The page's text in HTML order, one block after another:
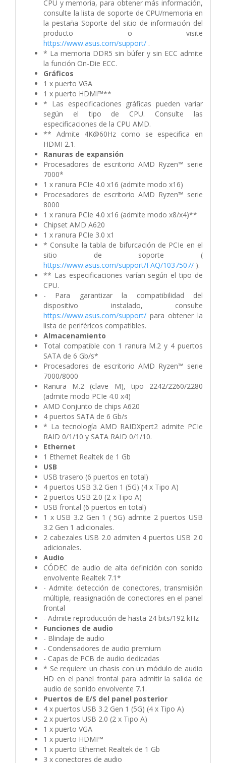
CPU y memoria, para obtener más información,
consulte la lista de soporte de CPU/memoria en
la pestaña Soporte del sitio de información del
producto o visite
https://www.asus.com/support/ .
* La memoria DDR5 sin búfer y sin ECC admite
la función On-Die ECC.
Gráficos
1 x puerto VGA
1 x puerto HDMI™**
* Las especificaciones gráficas pueden variar
según el tipo de CPU. Consulte las
especificaciones de la CPU AMD.
** Admite 4K@60Hz como se especifica en
HDMI 2.1.
Ranuras de expansión
Procesadores de escritorio AMD Ryzen™ serie
7000*
1 x ranura PCIe 4.0 x16 (admite modo x16)
Procesadores de escritorio AMD Ryzen™ serie
8000
1 x ranura PCIe 4.0 x16 (admite modo x8/x4)**
Chipset AMD A620
1 x ranura PCIe 3.0 x1
* Consulte la tabla de bifurcación de PCIe en el
sitio de soporte (
https://www.asus.com/support/FAQ/1037507/ ).
** Las especificaciones varían según el tipo de
CPU.
- Para garantizar la compatibilidad del
dispositivo instalado, consulte
https://www.asus.com/support/ para obtener la
lista de periféricos compatibles.
Almacenamiento
Total compatible con 1 ranura M.2 y 4 puertos
SATA de 6 Gb/s*
Procesadores de escritorio AMD Ryzen™ serie
7000/8000
Ranura M.2 (clave M), tipo 2242/2260/2280
(admite modo PCIe 4.0 x4)
AMD Conjunto de chips A620
4 puertos SATA de 6 Gb/s
* La tecnología AMD RAIDXpert2 admite PCIe
RAID 0/1/10 y SATA RAID 0/1/10.
Ethernet
1 Ethernet Realtek de 1 Gb
USB
USB trasero (6 puertos en total)
4 puertos USB 3.2 Gen 1 (5G) (4 x Tipo A)
2 puertos USB 2.0 (2 x Tipo A)
USB frontal (6 puertos en total)
1 x USB 3.2 Gen 1 ( 5G) admite 2 puertos USB
3.2 Gen 1 adicionales.
2 cabezales USB 2.0 admiten 4 puertos USB 2.0
adicionales.
Audio
CÓDEC de audio de alta definición con sonido
envolvente Realtek 7.1*
- Admite: detección de conectores, transmisión
múltiple, reasignación de conectores en el panel
frontal
- Admite reproducción de hasta 24 bits/192 kHz
Funciones de audio
- Blindaje de audio
- Condensadores de audio premium
- Capas de PCB de audio dedicadas
* Se requiere un chasis con un módulo de audio
HD en el panel frontal para admitir la salida de
audio de sonido envolvente 7.1.
Puertos de E/S del panel posterior
4 x puertos USB 3.2 Gen 1 (5G) (4 x Tipo A)
2 x puertos USB 2.0 (2 x Tipo A)
1 x puerto VGA
1 x puerto HDMI™
1 x puerto Ethernet Realtek de 1 Gb
3 x conectores de audio